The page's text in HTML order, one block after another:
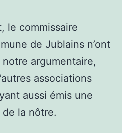
le commissaire
de Jublains n’ont
argumentaire,
associations
aussi émis une
la nôtre.